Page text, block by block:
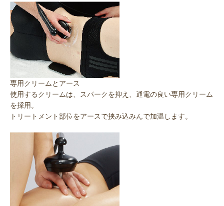
専用クリームとアース
使用するクリームは、スパークを抑え、通電の良い専用クリーム
を採用。
トリートメント部位をアースで挟み込みんで加温します。